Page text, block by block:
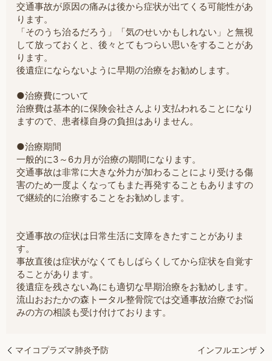
交通事故が原因の痛みは後から症状が出てくる可能性があ
ります。
「そのうち治るだろう」「気のせいかもしれない」と無視
して放っておくと、後々とてもつらい思いをすることがあ
ります。
後遺症にならないように早期の治療をお勧めします。
●治療費について
治療費は基本的に保険会社さんより支払われることになり
ますので、患者様自身の負担はありません。
●治療期間
一般的に3～6カ月が治療の期間になります。
交通事故は非常に大きな外力が加わることにより受ける傷
害のため一度よくなってもまた再発することもありますの
で継続的に治療することをお勧めします。
交通事故の症状は日常生活に支障をきたすことがありま
す。
事故直後は症状がなくてもしばらくしてから症状を自覚す
ることがあります。
後遺症を残さない為にも適切な早期治療をお勧めします。
流山おおたかの森トータル整骨院では交通事故治療でお悩
みの方の相談も受け付けております。
マイコプラズマ肺炎予防 インフルエンザ